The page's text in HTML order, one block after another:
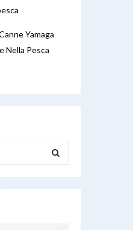
Yamaga
Nella Pesca